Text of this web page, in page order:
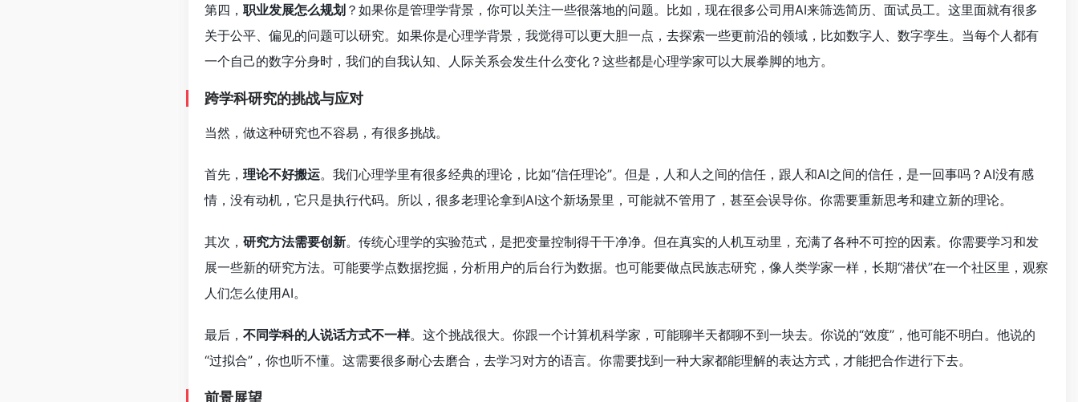
第四， 职业发展怎么规划 ？如果你是管理学背景，你可以关注一些很落地的问题。比如，现在很多公司用AI来筛选简历、面试员工。这里面就有很多
关于公平、偏见的问题可以研究。如果你是心理学背景，我觉得可以更大胆一点，去探索一些更前沿的领域，比如数字人、数字孪生。当每个人都有
一个自己的数字分身时，我们的自我认知、人际关系会发生什么变化？这些都是心理学家可以大展拳脚的地方。
跨学科研究的挑战与应对
当然，做这种研究也不容易，有很多挑战。
首先， 理论不好搬运。我们心理学里有很多经典的理论，比如“信任理论”。但是，人和人之间的信任，跟人和AI之间的信任，是一回事吗？AI没有感
情，没有动机，它只是执行代码。所以，很多老理论拿到AI这个新场景里，可能就不管用了，甚至会误导你。你需要重新思考和建立新的理论。
其次， 研究方法需要创新。传统心理学的实验范式，是把变量控制得干干净净。但在真实的人机互动里，充满了各种不可控的因素。你需要学习和发
展一些新的研究方法。可能要学点数据挖掘，分析用户的后台行为数据。也可能要做点民族志研究，像人类学家一样，长期“潜伏”在一个社区里，观察
人们怎么使用AI。
最后， 不同学科的人说话方式不一样。这个挑战很大。你跟一个计算机科学家，可能聊半天都聊不到一块去。你说的“效度”，他可能不明白。他说的
“过拟合”，你也听不懂。这需要很多耐心去磨合，去学习对方的语言。你需要找到一种大家都能理解的表达方式，才能把合作进行下去。
前景展望